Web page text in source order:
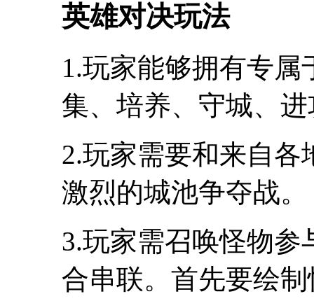
英雄对决玩法
1.玩家能够拥有专属
集、培养、守城、
2.玩家需要和来自
激烈的城池争夺战。
3.玩家需召唤怪物
合串联。首先要绘